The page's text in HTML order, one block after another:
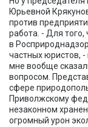
Юрьевной
против
работа. - Для того,
в
частных юристов,
мне вообще
вопросом.
сфере
Приволжскому
незаконном
огромный урон